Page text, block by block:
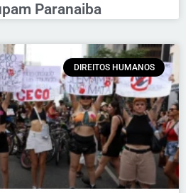
Paranaiba
DIREITOS HUMANOS